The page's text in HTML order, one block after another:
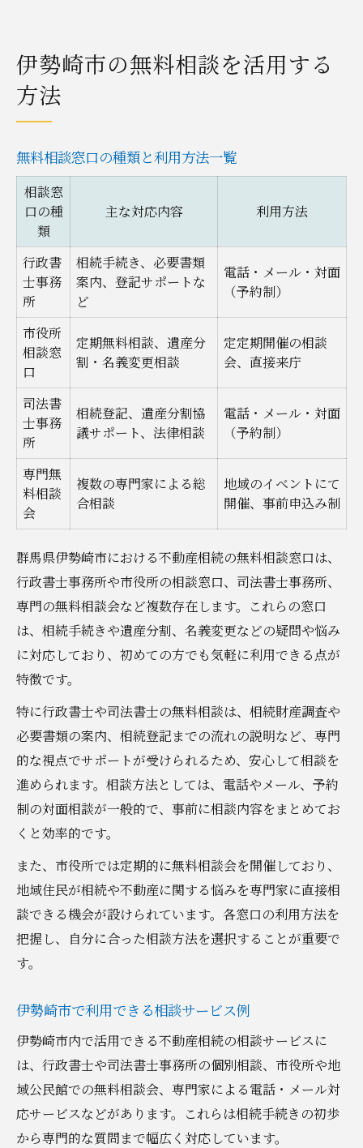
伊勢崎市の無料相談を活用する
方法
無料相談窓口の種類と利用方法一覧
相談窓
口の種
類
主な対応内容 利用方法
行政書
士事務
所
相続手続き、必要書類
案内、登記サポートな
ど
電話・メール・対面
（予約制）
市役所
相談窓
口
定期無料相談、遺産分
割・名義変更相談
定定期開催の相談
会、直接来庁
司法書
士事務
所
相続登記、遺産分割協
議サポート、法律相談
電話・メール・対面
（予約制）
専門無
料相談
会
複数の専門家による総
合相談
地域のイベントにて
開催、事前申込み制
群馬県伊勢崎市における不動産相続の無料相談窓口は、
行政書士事務所や市役所の相談窓口、司法書士事務所、
専門の無料相談会など複数存在します。これらの窓口
は、相続手続きや遺産分割、名義変更などの疑問や悩み
に対応しており、初めての方でも気軽に利用できる点が
特徴です。
特に行政書士や司法書士の無料相談は、相続財産調査や
必要書類の案内、相続登記までの流れの説明など、専門
的な視点でサポートが受けられるため、安心して相談を
進められます。相談方法としては、電話やメール、予約
制の対面相談が一般的で、事前に相談内容をまとめてお
くと効率的です。
また、市役所では定期的に無料相談会を開催しており、
地域住民が相続や不動産に関する悩みを専門家に直接相
談できる機会が設けられています。各窓口の利用方法を
把握し、自分に合った相談方法を選択することが重要で
す。
伊勢崎市で利用できる相談サービス例
伊勢崎市内で活用できる不動産相続の相談サービスに
は、行政書士や司法書士事務所の個別相談、市役所や地
域公民館での無料相談会、専門家による電話・メール対
応サービスなどがあります。これらは相続手続きの初歩
から専門的な質問まで幅広く対応しています。